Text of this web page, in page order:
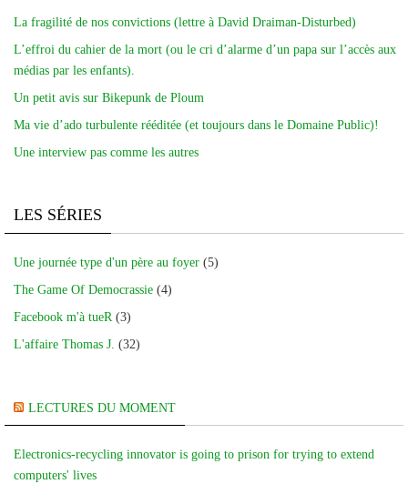
La fragilité de nos convictions (lettre à David Draiman-Disturbed)
L’effroi du cahier de la mort (ou le cri d’alarme d’un papa sur l’accès aux
médias par les enfants).
Un petit avis sur Bikepunk de Ploum
Ma vie d’ado turbulente rééditée (et toujours dans le Domaine Public)!
Une interview pas comme les autres
LES SÉRIES
Une journée type d'un père au foyer (5)
The Game Of Democrassie (4)
Facebook m'à tueR(3)
L'affaire Thomas J. (32)
LECTURES DU MOMENT
Electronics-recycling innovator is going to prison for trying to extend
computers' lives